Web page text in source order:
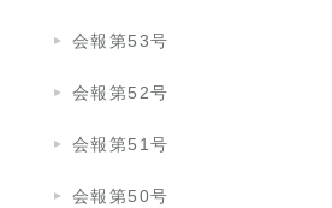
会報第53号
会報第52号
会報第51号
会報第50号